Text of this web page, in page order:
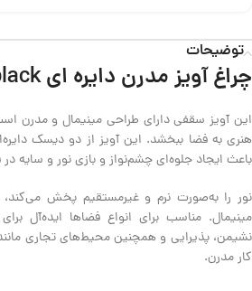
توضیحات
چراغ آویز مدرن دایره ای Lucky black
این آویز سقفی دارای طراحی مینیمال و مدرن
هنری به فضا ببخشد. این آویز از دو دیسک
باعث ایجاد جلوه‌ای چشم‌نواز و بازی نور و سایه
نور را به‌صورت نرم و غیرمستقیم پخش
مینیمال. مناسب برای انواع فضاها ایده‌آل
نشیمن، پذیرایی و همچنین محیط‌های تجاری
کار مدرن.